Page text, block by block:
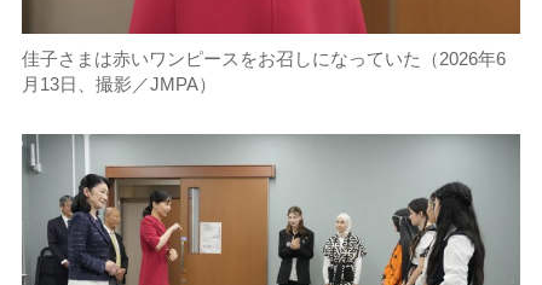
佳子さまは赤いワンピースをお召しになっていた（2026年6
月13日、撮影／JMPA）